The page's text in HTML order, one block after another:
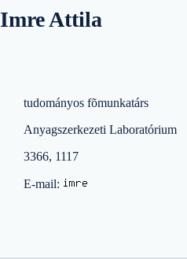
Imre Attila
tudományos fõmunkatárs
Anyagszerkezeti Laboratórium
3366, 1117
E-mail: